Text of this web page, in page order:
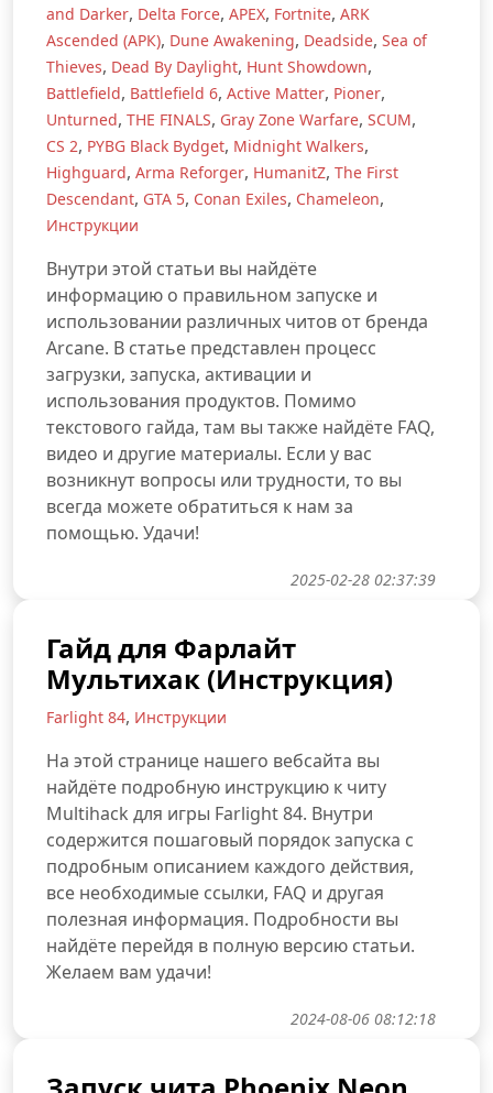
and Darker, Delta Force, APEX, Fortnite, ARK
Ascended (АРК), Dune Awakening, Deadside, Sea of
Thieves, Dead By Daylight, Hunt Showdown,
Battlefield, Battlefield 6, Active Matter, Pioner,
Unturned, THE FINALS, Gray Zone Warfare, SCUM,
CS 2, PYBG Black Bydget, Midnight Walkers,
Highguard, Arma Reforger, HumanitZ, The First
Descendant, GTA 5, Conan Exiles, Chameleon,
Инструкции
Внутри этой статьи вы найдёте
информацию о правильном запуске и
использовании различных читов от бренда
Arcane. В статье представлен процесс
загрузки, запуска, активации и
использования продуктов. Помимо
текстового гайда, там вы также найдёте FAQ,
видео и другие материалы. Если у вас
возникнут вопросы или трудности, то вы
всегда можете обратиться к нам за
помощью. Удачи!
2025-02-28 02:37:39
Гайд для Фарлайт
Мультихак (Инструкция)
Farlight 84, Инструкции
На этой странице нашего вебсайта вы
найдёте подробную инструкцию к читу
Multihack для игры Farlight 84. Внутри
содержится пошаговый порядок запуска с
подробным описанием каждого действия,
все необходимые ссылки, FAQ и другая
полезная информация. Подробности вы
найдёте перейдя в полную версию статьи.
Желаем вам удачи!
2024-08-06 08:12:18